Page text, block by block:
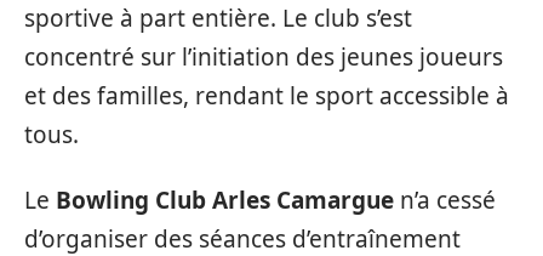
sportive à part entière. Le club s’est
concentré sur l’initiation des jeunes joueurs
et des familles, rendant le sport accessible à
tous.
Le Bowling Club Arles Camargue n’a cessé
d’organiser des séances d’entraînement